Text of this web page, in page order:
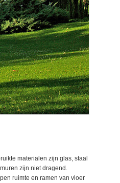
materialen zijn glas, staal
zijn niet dragend.
ruimte en ramen van vloer